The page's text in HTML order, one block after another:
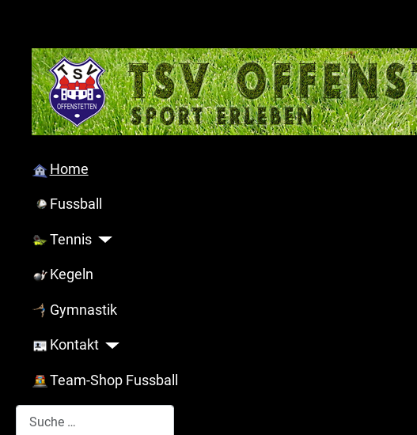
Home
Fussball
Tennis
Kegeln
Gymnastik
Kontakt
Team-Shop Fussball
Suchen